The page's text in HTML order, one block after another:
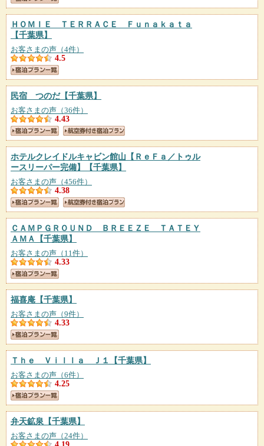
ＨＯＭＩＥ ＴＥＲＲＡＣＥ Ｆｕｎａｋａｔａ
【千葉県】
お客さまの声（4件）
4.5
民宿 つのだ【千葉県】
お客さまの声（36件）
4.43
ホテルクレイドルキャビン館山【ＲｅＦａ／トゥル
ースリーパー完備】
【千葉県】
お客さまの声（456件）
4.38
ＣＡＭＰＧＲＯＵＮＤ ＢＲＥＥＺＥ ＴＡＴＥＹ
ＡＭＡ
【千葉県】
お客さまの声（11件）
4.33
福喜庵 【千葉県】
お客さまの声（9件）
4.33
Ｔｈｅ Ｖｉｌｌａ Ｊ１ 【千葉県】
お客さまの声（6件）
4.25
弁天鉱泉 【千葉県】
お客さまの声（24件）